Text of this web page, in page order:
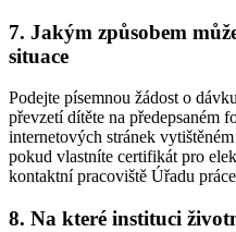
7. Jakým způsobem
situace
Podejte písemnou žádost o
převzetí dítěte na předepsaném
internetových stránek
pokud vlastníte certifikát pro
kontaktní pracoviště Úřadu
8. Na které instituci